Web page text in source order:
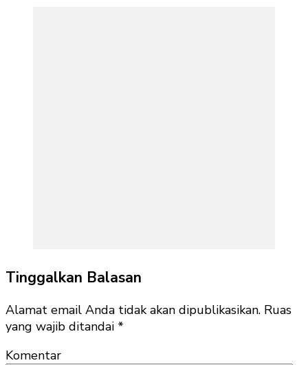
Tinggalkan Balasan
Alamat email Anda tidak akan dipublikasikan. Ruas
yang wajib ditandai *
Komentar